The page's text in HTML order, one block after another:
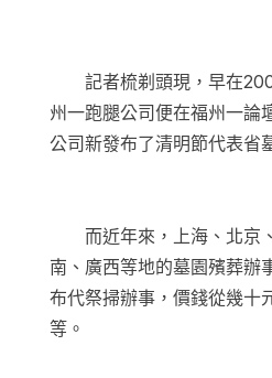
記者梳剃頭現，早在
州一跑腿公司便在福州一論
公司新發布了清明節代表省
而近年來，上海、北京
南、廣西等地的墓園殯葬辦
布代祭掃辦事，價錢從幾十
等。